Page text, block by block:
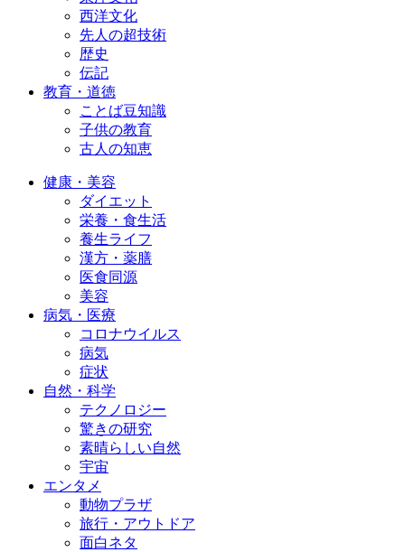
西洋文化
先人の超技術
歴史
伝記
教育・道徳
ことば豆知識
子供の教育
古人の知恵
健康・美容
ダイエット
栄養・食生活
養生ライフ
漢方・薬膳
医食同源
美容
病気・医療
コロナウイルス
病気
症状
自然・科学
テクノロジー
驚きの研究
素晴らしい自然
宇宙
エンタメ
動物プラザ
旅行・アウトドア
面白ネタ